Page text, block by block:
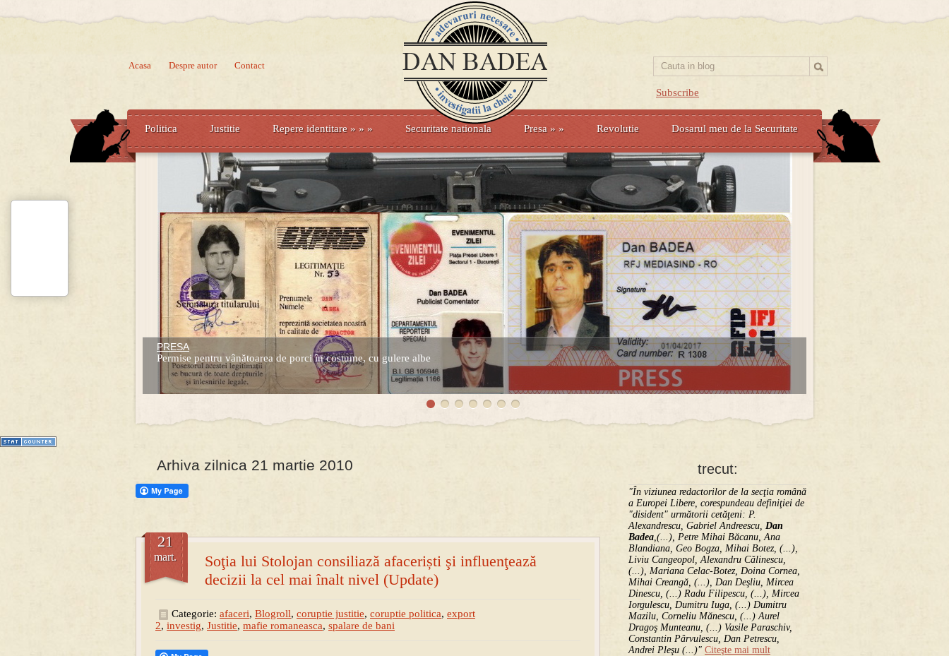
Subscribe
Acasa Despre autor Contact
Politica Justitie Repere identitare » » » Securitate nationala Presa » » Revolutie Dosarul meu de la Securitate
PRESA
Permise pentru vânătoarea de porci în costume, cu gulere albe
Prima mea carte publicata (Nemira)
Averea Presedintelui: prima lucrare despre controversatele conturi secrete ale Securitatii.
trecut:
"În viziunea redactorilor de la secţia română
a Europei Libere, corespundeau definiţiei de
"disident" următorii ce­tă­ţeni: P.
Alexandrescu, Gabriel Andreescu, Dan
Badea,(...), Petre Mihai Băcanu, Ana
Blandiana, Geo Bogza, Mihai Botez, (...),
Liviu Cangeopol, Alexandru Călinescu,
(...), Mariana Celac-Botez, Doina Cornea,
Mihai Creangă, (...), Dan Deşliu, Mircea
Dinescu, (...) Radu Filipescu, (...), Mircea
Iorgulescu, Dumitru Iuga, (...) Dumitru
Mazilu, Corneliu Mănescu, (...) Aurel
Dragoş Munteanu, (...) Vasile Paraschiv,
Constantin Pârvulescu, Dan Petrescu,
Andrei Pleşu (...)" Citeşte mai mult
Arhiva zilnica 21 martie 2010
Soţia lui Stolojan consiliază afaceriști şi influenţează
decizii la cel mai înalt nivel (Update)
21
mart.
Categorie: afaceri, Blogroll, coruptie justitie, coruptie politica, export
2, investig, Justitie, mafie romaneasca, spalare de bani